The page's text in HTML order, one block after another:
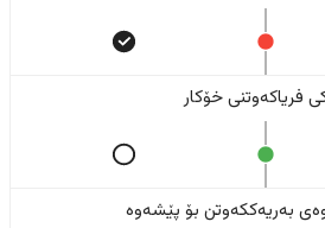
فریاکەوتنی خۆکار
بەریەککەوتن بۆ پێشەوە